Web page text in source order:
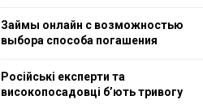
Займы онлайн с возможностью
выбора способа погашения
Російські експерти та
високопосадовці бʼють тривогу